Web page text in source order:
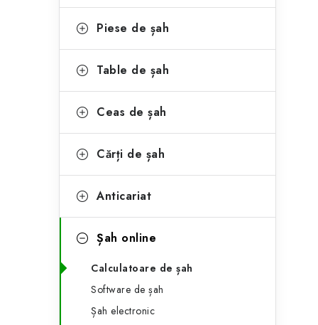
ă
l
t
e
a
o
i
Piese de șah
Table de șah
Ceas de șah
Cărți de șah
Anticariat
Șah online
Calculatoare de șah
Software de șah
Șah electronic